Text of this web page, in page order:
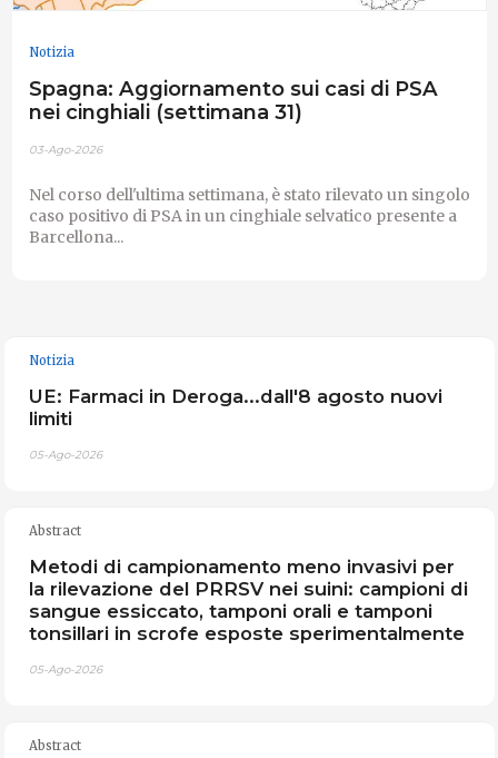
Notizia
Spagna: Aggiornamento sui casi di PSA
nei cinghiali (settimana 31)
03-Ago-2026
Nel corso dell'ultima settimana, è stato rilevato un singolo
caso positivo di PSA in un cinghiale selvatico presente a
Barcellona...
Notizia
UE: Farmaci in Deroga...dall'8 agosto nuovi
limiti
05-Ago-2026
Abstract
Metodi di campionamento meno invasivi per
la rilevazione del PRRSV nei suini: campioni di
sangue essiccato, tamponi orali e tamponi
tonsillari in scrofe esposte sperimentalmente
05-Ago-2026
Abstract